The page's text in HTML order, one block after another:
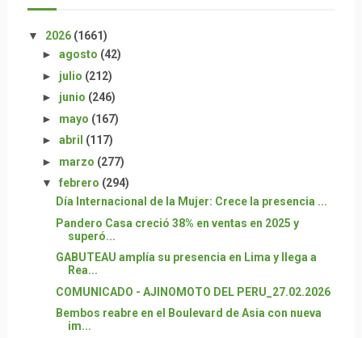
▼ 2026 (1661)
► agosto (42)
► julio (212)
► junio (246)
► mayo (167)
► abril (117)
► marzo (277)
▼ febrero (294)
Día Internacional de la Mujer: Crece la presencia ...
Pandero Casa creció 38% en ventas en 2025 y
superó...
GABUTEAU amplía su presencia en Lima y llega a
Rea...
COMUNICADO - AJINOMOTO DEL PERU_27.02.2026
Bembos reabre en el Boulevard de Asia con nueva
im...